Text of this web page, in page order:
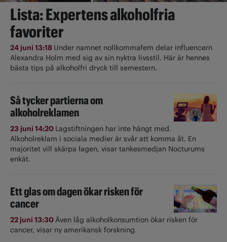
Lista: Expertens alkoholfria
favoriter
24 juni 13:18 Under namnet nollkommafem delar influencern
Alexandra Holm med sig av sin nyktra livsstil. Här är hennes
bästa tips på alkoholfri dryck till semestern.
Så tycker partierna om
alkoholreklamen
23 juni 14:20 Lagstiftningen har inte hängt med.
Alkoholreklam i sociala medier är svår att komma åt. En
majoritet vill skärpa lagen, visar tankesmedjan Nocturums
enkät.
Ett glas om dagen ökar risken för
cancer
22 juni 13:30Även låg alkoholkonsumtion ökar risken för
cancer, visar ny amerikansk forskning.